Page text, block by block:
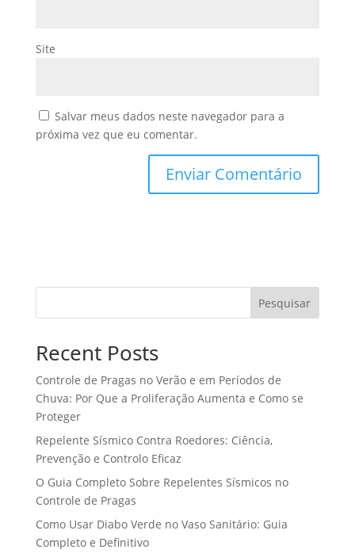
Site
Salvar meus dados neste navegador para a
próxima vez que eu comentar.
Pesquisar
Recent Posts
Controle de Pragas no Verão e em Períodos de
Chuva: Por Que a Proliferação Aumenta e Como se
Proteger
Repelente Sísmico Contra Roedores: Ciência,
Prevenção e Controlo Eficaz
O Guia Completo Sobre Repelentes Sísmicos no
Controle de Pragas
Como Usar Diabo Verde no Vaso Sanitário: Guia
Completo e Definitivo